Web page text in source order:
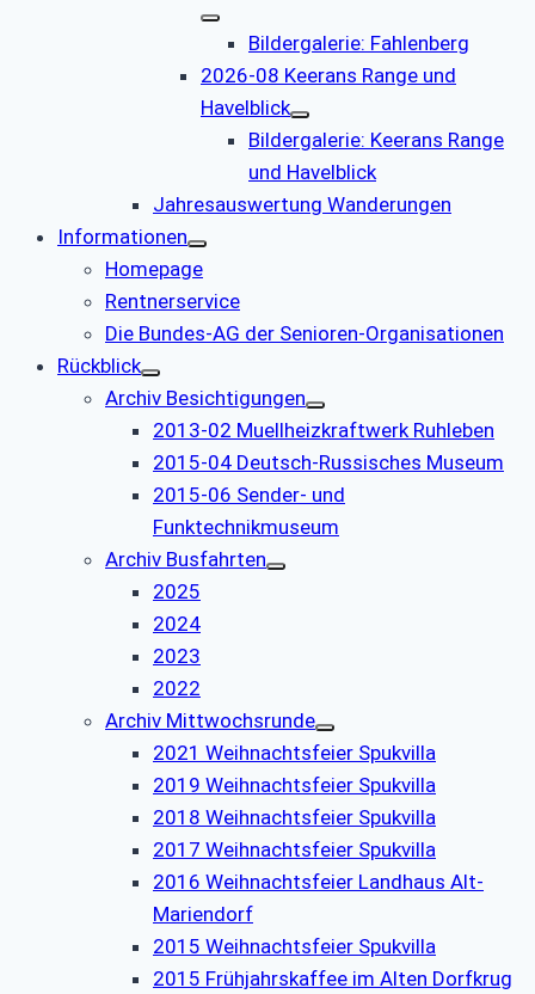
Bildergalerie: Fahlenberg
2026-08 Keerans Range und
Havelblick
Bildergalerie: Keerans Range
und Havelblick
Jahresauswertung Wanderungen
Informationen
Homepage
Rentnerservice
Die Bundes-AG der Senioren-Organisationen
Rückblick
Archiv Besichtigungen
2013-02 Muellheizkraftwerk Ruhleben
2015-04 Deutsch-Russisches Museum
2015-06 Sender- und
Funktechnikmuseum
Archiv Busfahrten
2025
2024
2023
2022
Archiv Mittwochsrunde
2021 Weihnachtsfeier Spukvilla
2019 Weihnachtsfeier Spukvilla
2018 Weihnachtsfeier Spukvilla
2017 Weihnachtsfeier Spukvilla
2016 Weihnachtsfeier Landhaus Alt-
Mariendorf
2015 Weihnachtsfeier Spukvilla
2015 Frühjahrskaffee im Alten Dorfkrug